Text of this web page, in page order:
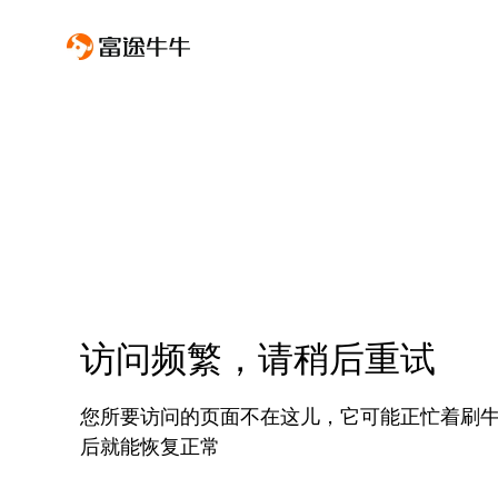
访问频繁，请稍后重试
您所要访问的页面不在这儿，它可能正忙着刷
后就能恢复正常